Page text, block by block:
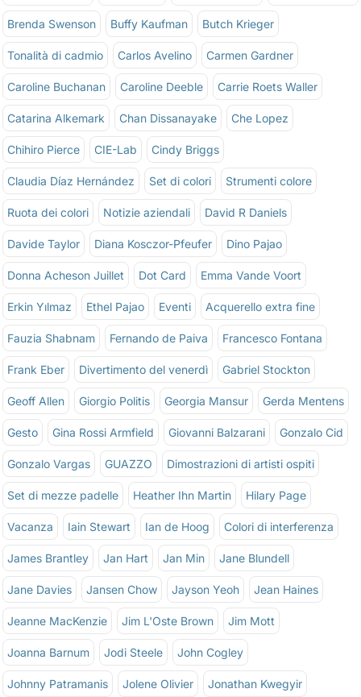
Brenda Swenson Buffy Kaufman Butch Krieger
Tonalità di cadmio Carlos Avelino Carmen Gardner
Caroline Buchanan Caroline Deeble Carrie Roets Waller
Catarina Alkemark Chan Dissanayake Che Lopez
Chihiro Pierce CIE-Lab Cindy Briggs
Claudia Díaz Hernández Set di colori Strumenti colore
Ruota dei colori Notizie aziendali David R Daniels
Davide Taylor Diana Kosczor-Pfeufer Dino Pajao
Donna Acheson Juillet Dot Card Emma Vande Voort
Erkin Yılmaz Ethel Pajao Eventi Acquerello extra fine
Fauzia Shabnam Fernando de Paiva Francesco Fontana
Frank Eber Divertimento del venerdì Gabriel Stockton
Geoff Allen Giorgio Politis Georgia Mansur Gerda Mentens
Gesto Gina Rossi Armfield Giovanni Balzarani Gonzalo Cid
Gonzalo Vargas GUAZZO Dimostrazioni di artisti ospiti
Set di mezze padelle Heather Ihn Martin Hilary Page
Vacanza Iain Stewart Ian de Hoog Colori di interferenza
James Brantley Jan Hart Jan Min Jane Blundell
Jane Davies Jansen Chow Jayson Yeoh Jean Haines
Jeanne MacKenzie Jim L'Oste Brown Jim Mott
Joanna Barnum Jodi Steele John Cogley
Johnny Patramanis Jolene Olivier Jonathan Kwegyir